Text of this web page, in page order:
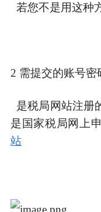
若您不是用这种
2 需提交的账号密
是税局网站注册
是国家税局网上
站